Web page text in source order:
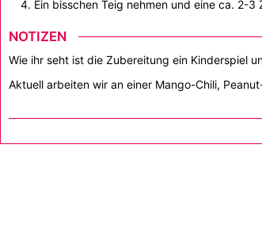
Ein bisschen Teig nehmen und eine ca. 2-
NOTIZEN
Wie ihr seht ist die Zubereitung ein Kinderspiel
Aktuell arbeiten wir an einer Mango-Chili,